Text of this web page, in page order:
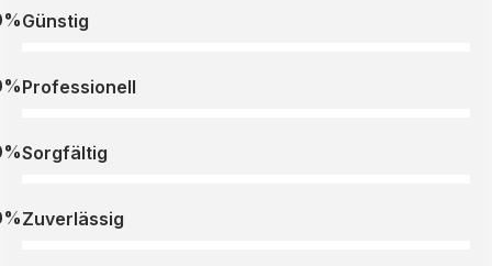
Günstig
Professionell
Sorgfältig
Zuverlässig